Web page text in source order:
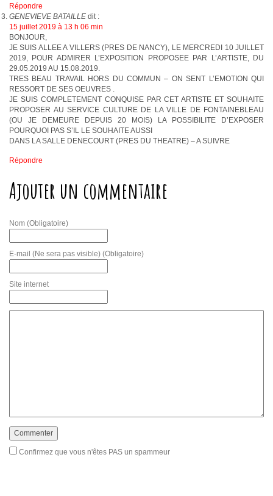
Répondre
GENEVIEVE BATAILLE dit :
15 juillet 2019 à 13 h 06 min
BONJOUR,
JE SUIS ALLEE A VILLERS (PRES DE NANCY), LE MERCREDI 10 JUILLET
2019, POUR ADMIRER L’EXPOSITION PROPOSEE PAR L’ARTISTE, DU
29.05.2019 AU 15.08.2019.
TRES BEAU TRAVAIL HORS DU COMMUN – ON SENT L’EMOTION QUI
RESSORT DE SES OEUVRES .
JE SUIS COMPLETEMENT CONQUISE PAR CET ARTISTE ET SOUHAITE
PROPOSER AU SERVICE CULTURE DE LA VILLE DE FONTAINEBLEAU
(OU JE DEMEURE DEPUIS 20 MOIS) LA POSSIBILITE D’EXPOSER
POURQUOI PAS S’IL LE SOUHAITE AUSSI
DANS LA SALLE DENECOURT (PRES DU THEATRE) – A SUIVRE
Répondre
Ajouter un commentaire
Nom (Obligatoire)
E-mail (Ne sera pas visible) (Obligatoire)
Site internet
Confirmez que vous n'êtes PAS un spammeur